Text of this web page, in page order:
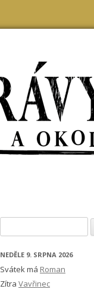
NEDĚLE 9. SRPNA 2026
Svátek má Roman
Zítra Vavřinec